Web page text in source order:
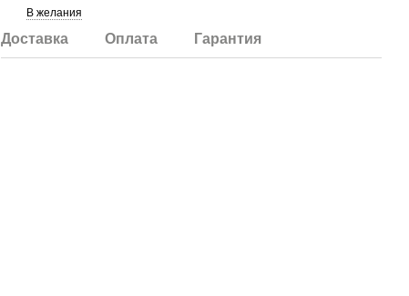
В желания
Доставка Оплата Гарантия